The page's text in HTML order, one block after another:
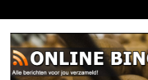
naar
inhoud